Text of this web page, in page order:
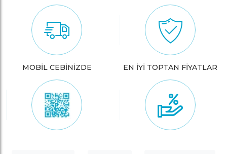
MOBİL CEBİNİZDE EN İYİ TOPTAN FİYATLAR